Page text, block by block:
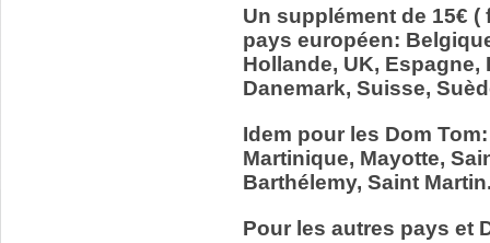
Un supplément de 15€
pays européen:
Hollande, UK,
Danemark, Suisse,
Idem pour les Dom
Martinique, Mayotte,
Barthélemy, Saint
Pour les autres pays et